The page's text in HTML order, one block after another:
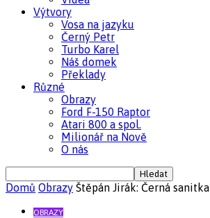
Výtvory
Vosa na jazyku
Černý Petr
Turbo Karel
Náš domek
Překlady
Různé
Obrazy
Ford F-150 Raptor
Atari 800 a spol.
Milionář na Nově
O nás
Domů Obrazy Štěpán Jirák: Černá sanitka
OBRAZY